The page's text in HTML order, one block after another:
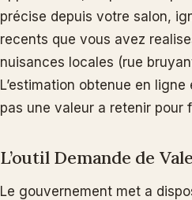
précise depuis votre salon,
recents que vous avez
nuisances locales (rue
L’estimation obtenue en
pas une valeur a retenir pour
L’outil Demande de
Le gouvernement met a